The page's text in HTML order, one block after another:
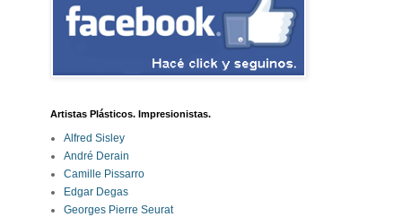
Artistas Plásticos. Impresionistas.
Alfred Sisley
André Derain
Camille Pissarro
Edgar Degas
Georges Pierre Seurat